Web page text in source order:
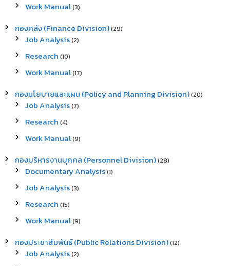
Work Manual(3)
กองคลัง (Finance Division)(29)
Job Analysis(2)
Research (10)
Work Manual(17)
กองนโยบายและแผน (Policy and Planning Division)(20)
Job Analysis(7)
Research (4)
Work Manual(9)
กองบริหารงานบุคคล (Personnel Division)(28)
Documentary Analysis(1)
Job Analysis(3)
Research (15)
Work Manual(9)
กองประชาสัมพันธ์ (Public Relations Division)(12)
Job Analysis(2)